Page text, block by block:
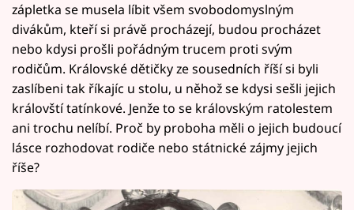
zápletka se musela líbit všem svobodomyslným
divákům, kteří si právě procházejí, budou procházet
nebo kdysi prošli pořádným trucem proti svým
rodičům. Královské dětičky ze sousedních říší si byli
zaslíbeni tak říkajíc u stolu, u něhož se kdysi sešli jejich
královští tatínkové. Jenže to se královským ratolestem
ani trochu nelíbí. Proč by proboha měli o jejich budoucí
lásce rozhodovat rodiče nebo státnické zájmy jejich
říše?